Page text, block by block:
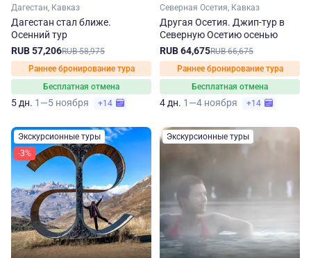
Дагестан, Кавказ
Дагестан стал ближе.
Осенний тур
RUB 57,206RUB 58,975
Раннее бронирование тура
Бесплатная отмена
5 дн. 1—5 ноября +14
Северная Осетия, Кавказ
Другая Осетия. Джип-тур в
Северную Осетию осенью
RUB 64,675RUB 66,675
Раннее бронирование тура
Бесплатная отмена
4 дн. 1—4 ноября +14
Экскурсионные туры
-3%
Экскурсионные туры